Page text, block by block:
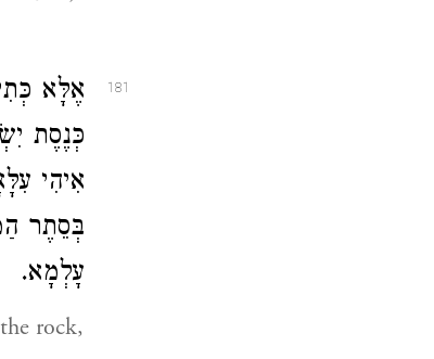
181 אֶלָּא
כְּנֶסֶת
אִיהִי
בְּסֵתֶר
עָלְמָא.
rock,